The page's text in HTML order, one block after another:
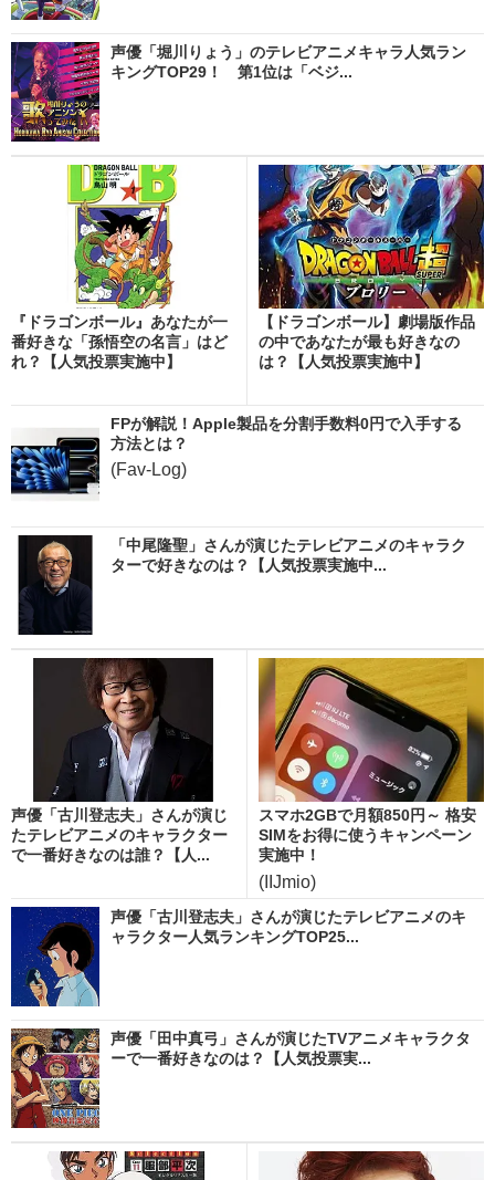
声優「堀川りょう」のテレビアニメキャラ人気ラン
キングTOP29！ 第1位は「ベジ...
『ドラゴンボール』あなたが一
番好きな「孫悟空の名言」はど
れ？【人気投票実施中】
【ドラゴンボール】劇場版作品
の中であなたが最も好きなの
は？【人気投票実施中】
FPが解説！Apple製品を分割手数料0円で入手する
方法とは？
(Fav-Log)
「中尾隆聖」さんが演じたテレビアニメのキャラク
ターで好きなのは？【人気投票実施中...
声優「古川登志夫」さんが演じ
たテレビアニメのキャラクター
で一番好きなのは誰？【人...
スマホ2GBで月額850円～ 格安
SIMをお得に使うキャンペーン
実施中！
(IIJmio)
声優「古川登志夫」さんが演じたテレビアニメのキ
ャラクター人気ランキングTOP25...
声優「田中真弓」さんが演じたTVアニメキャラクタ
ーで一番好きなのは？【人気投票実...